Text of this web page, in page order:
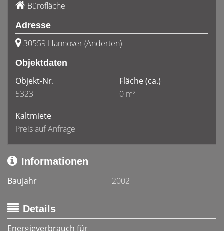
Bürofläche
Adresse
30559 Hannover (Anderten)
Objektdaten
Objekt-Nr.
5323
Fläche(ca.)
0 m²
Kaltmiete
Preis auf Anfrage
Informationen
Baujahr
2002
Details
Energieverbrauch für